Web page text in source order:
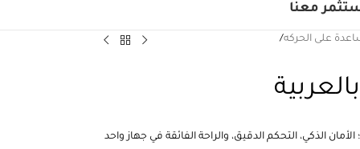
معنا
على الحركه/
؛ الأمان الذكي، التحكم الدقيق، والراحة الفائقة في جهاز واحد